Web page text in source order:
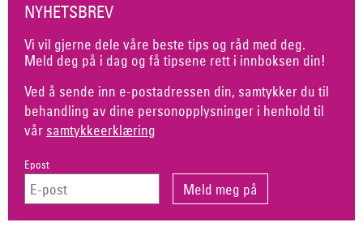
NYHETSBREV
Vi vil gjerne dele våre beste tips og råd med deg.
Meld deg på i dag og få tipsene rett i innboksen din!
Ved å sende inn e-postadressen din, samtykker du til
behandling av dine personopplysninger i henhold til
vår samtykkeerklæring
Epost